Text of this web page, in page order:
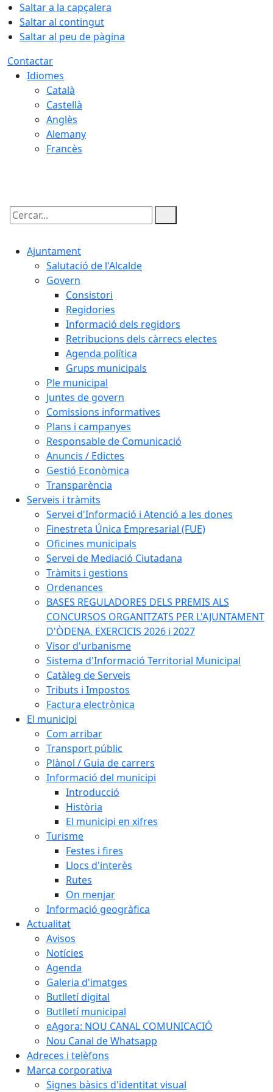
Saltar a la capçalera
Saltar al contingut
Saltar al peu de pàgina
Contactar
Idiomes
Català
Castellà
Anglès
Alemany
Francès
Cercar:
Ajuntament
Salutació de l'Alcalde
Govern
Consistori
Regidories
Informació dels regidors
Retribucions dels càrrecs electes
Agenda política
Grups municipals
Ple municipal
Juntes de govern
Comissions informatives
Plans i campanyes
Responsable de Comunicació
Anuncis / Edictes
Gestió Econòmica
Transparència
Serveis i tràmits
Servei d'Informació i Atenció a les dones
Finestreta Única Empresarial (FUE)
Oficines municipals
Servei de Mediació Ciutadana
Tràmits i gestions
Ordenances
BASES REGULADORES DELS PREMIS ALS
CONCURSOS ORGANITZATS PER L'AJUNTAMENT
D'ÒDENA. EXERCICIS 2026 i 2027
Visor d'urbanisme
Sistema d'Informació Territorial Municipal
Catàleg de Serveis
Tributs i Impostos
Factura electrònica
El municipi
Com arribar
Transport públic
Plànol / Guia de carrers
Informació del municipi
Introducció
Història
El municipi en xifres
Turisme
Festes i fires
Llocs d'interès
Rutes
On menjar
Informació geogràfica
Actualitat
Avisos
Notícies
Agenda
Galeria d'imatges
Butlletí digital
Butlletí municipal
eAgora: NOU CANAL COMUNICACIÓ
Nou Canal de Whatsapp
Adreces i telèfons
Marca corporativa
Signes bàsics d'identitat visual